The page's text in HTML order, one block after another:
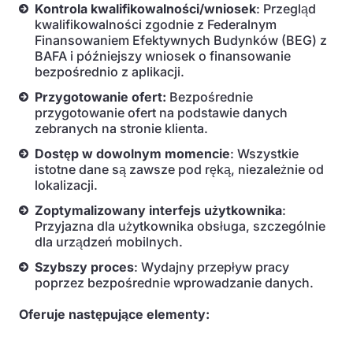
Kontrola kwalifikowalności/wniosek: Przegląd
kwalifikowalności zgodnie z Federalnym
Finansowaniem Efektywnych Budynków (BEG) z
BAFA i późniejszy wniosek o finansowanie
bezpośrednio z aplikacji.
Przygotowanie ofert: Bezpośrednie
przygotowanie ofert na podstawie danych
zebranych na stronie klienta.
Dostęp w dowolnym momencie: Wszystkie
istotne dane są zawsze pod ręką, niezależnie od
lokalizacji.
Zoptymalizowany interfejs użytkownika:
Przyjazna dla użytkownika obsługa, szczególnie
dla urządzeń mobilnych.
Szybszy proces: Wydajny przepływ pracy
poprzez bezpośrednie wprowadzanie danych.
Oferuje następujące elementy: